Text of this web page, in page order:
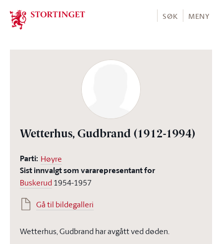
Stortinget.no
SØK MENY
Wetterhus, Gudbrand (1912-1994)
Parti: Høyre
Sist innvalgt som vararepresentant for
Buskerud 1954-1957
Gå til bildegalleri
Wetterhus, Gudbrand har avgått ved døden.